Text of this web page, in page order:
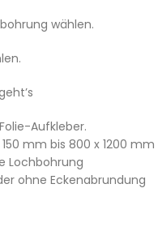
wählen.
Aufkleber.
mm bis 800 x 1200 mm
Lochbohrung
ohne Eckenabrundung